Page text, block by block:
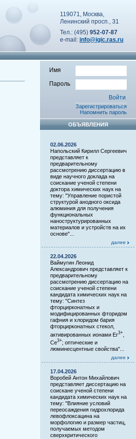
119071, Москва,
Ленинский просп., 31
Тел.: (495) 952-07-87
e-mail: info@igic.ras.ru
Имя
Пароль
Зарегистрироваться
Напомнить пароль
ОБЪЯВЛЕНИЯ
02.06.2026
Напольский Кирилл Сергеевич
представляет к
предварительному
рассмотрению диссертацию в
виде научного доклада на
соискание ученой степени
доктора химических наук на
тему: "Управление пористой
структурой анодного оксида
алюминия для получения
функциональных
наноструктурированных
материалов и устройств на их
основе"...
далее
22.04.2026
Ваймугин Леонид
Александрович представляет к
предварительному
рассмотрению диссертацию на
соискание ученой степени
кандидата химических наук на
тему: "Синтез
фторцирконатных и
модифицированных фторидом
гафния и хлоридом бария
фторцирконатных стекол,
активированных ионами Er3+
Ce3+; оптические и
люминесцентные свойства"...
далее
17.04.2026
Воробей Антон Михайлович
представляет диссертацию на
соискане ученой степени
кандидата химических наук на
тему: "Влияние условий
переосаждения гидрохлорида
левофлоксацина на
морфологию и размер частиц,
получаемых методом
сверхкритического